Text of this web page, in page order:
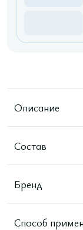
Описание
Состав
Бренд
Способ